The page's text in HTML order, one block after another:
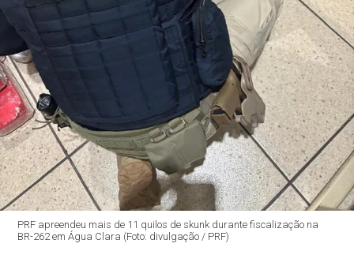
PRF apreendeu mais de 11 quilos de skunk durante fiscalização na
BR-262 em Água Clara (Foto: divulgação / PRF)